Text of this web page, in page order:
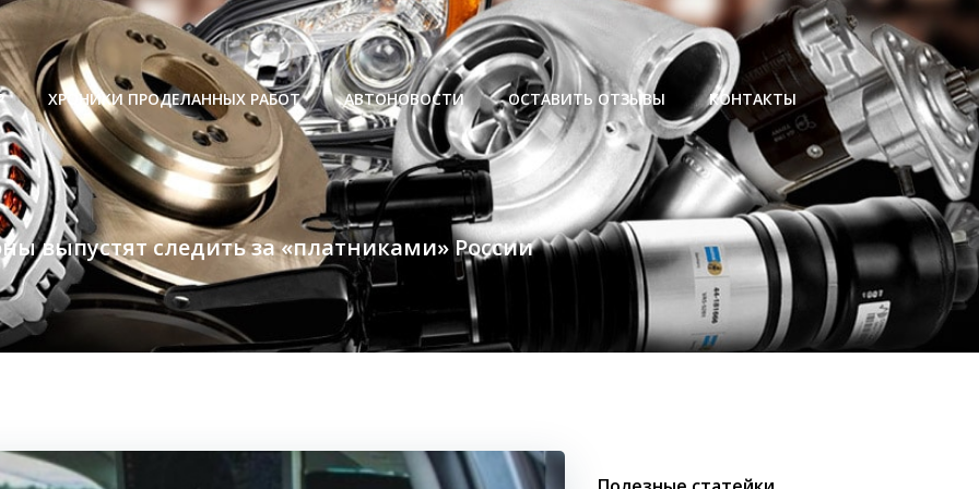
ХРОНИКИ ПРОДЕЛАННЫХ РАБОТ АВТОНОВОСТИ ОСТАВИТЬ ОТЗЫВЫ КОНТАКТЫ
выпустят следить за «платниками» России